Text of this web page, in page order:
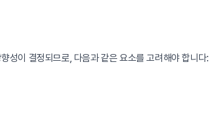
성이 결정되므로, 다음과 같은 요소를 고려해야 합니다: